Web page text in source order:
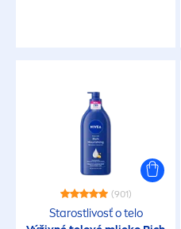
(901)
Starostlivosť o telo